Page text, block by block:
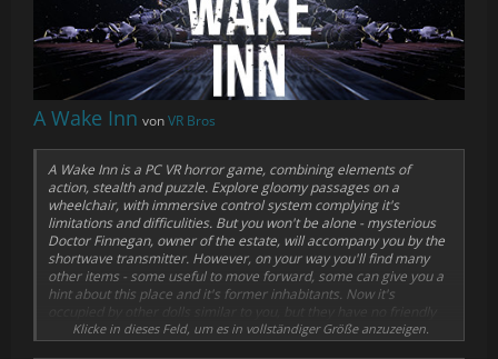
A Wake Inn vonVR Bros
A Wake Inn is a PC VR horror game, combining elements of
action, stealth and puzzle. Explore gloomy passages on a
wheelchair, with immersive control system complying it's
limitations and difficulities. But you won't be alone - mysterious
Doctor Finnegan, owner of the estate, will accompany you by the
shortwave transmitter. However, on your way you'll find many
other items - some useful to move forward, some can give you a
hint about this place and it's former inhabitants. Now it's
occupied by other dolls similar to you, but they have no friendly
intentions - they're raging and deadly, so try to avoid them, or
fight, if there's no other way.
Klicke in dieses Feld, um es in vollständiger Größe anzuzeigen.